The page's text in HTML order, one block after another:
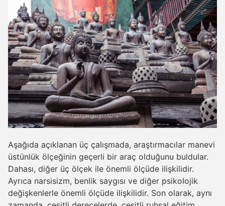
Aşağıda açıklanan üç çalışmada, araştırmacılar manevi
üstünlük ölçeğinin geçerli bir araç olduğunu buldular.
Dahası, diğer üç ölçek ile önemli ölçüde ilişkilidir.
Ayrıca narsisizm, benlik saygısı ve diğer psikolojik
değişkenlerle önemli ölçüde ilişkilidir. Son olarak, aynı